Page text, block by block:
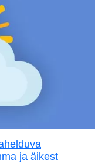
ja äikest